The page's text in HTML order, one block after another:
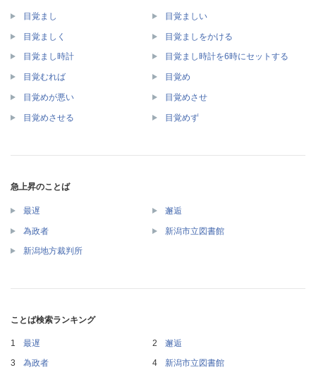
目覚まし 目覚ましい
目覚ましく 目覚ましをかける
目覚まし時計 目覚まし時計を6時にセットする
目覚むれば 目覚め
目覚めが悪い 目覚めさせ
目覚めさせる 目覚めず
急上昇のことば
最遅 邂逅
為政者 新潟市立図書館
新潟地方裁判所
ことば検索ランキング
最遅
邂逅
為政者
新潟市立図書館